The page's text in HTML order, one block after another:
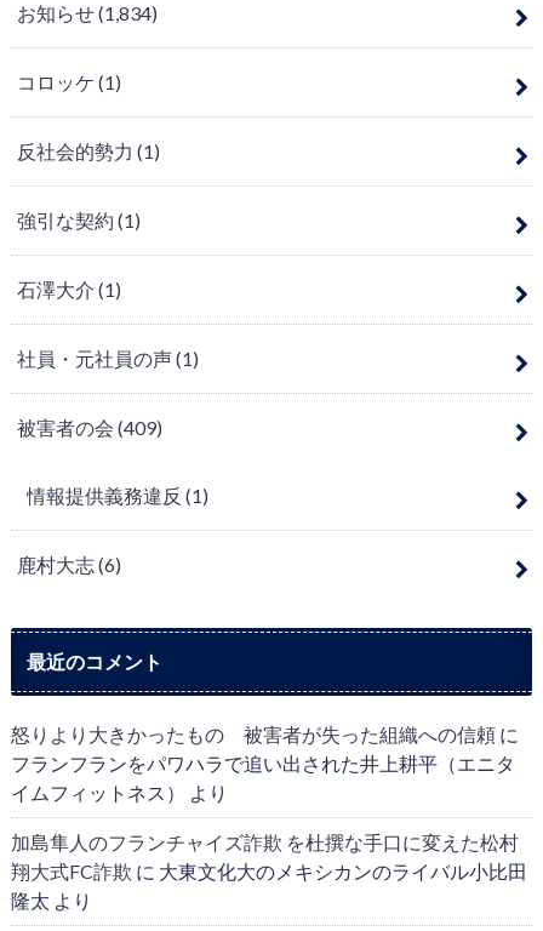
お知らせ(1,834)
コロッケ (1)
反社会的勢力 (1)
強引な契約 (1)
石澤大介 (1)
社員・元社員の声(1)
被害者の会 (409)
情報提供義務違反 (1)
鹿村大志(6)
最近のコメント
怒りより大きかったもの 被害者が失った組織への信頼に
フランフランをパワハラで追い出された井上耕平（エニタ
イムフィットネス）
より
加島隼人のフランチャイズ詐欺 を杜撰な手口に変えた松村
翔大式FC詐欺 に 大東文化大のメキシカンのライバル小比田
隆太 より